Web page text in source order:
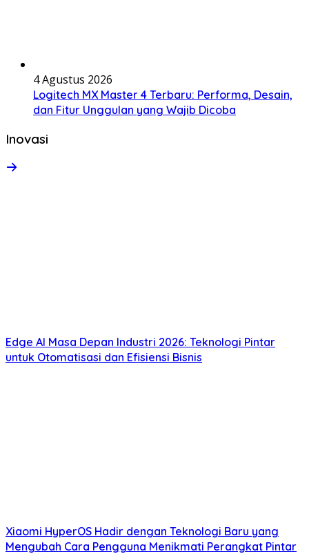
4 Agustus 2026
Logitech MX Master 4 Terbaru: Performa, Desain,
dan Fitur Unggulan yang Wajib Dicoba
Inovasi
Edge AI Masa Depan Industri 2026: Teknologi Pintar
untuk Otomatisasi dan Efisiensi Bisnis
Xiaomi HyperOS Hadir dengan Teknologi Baru yang
Mengubah Cara Pengguna Menikmati Perangkat Pintar